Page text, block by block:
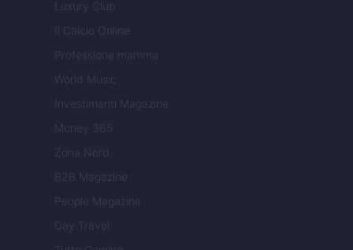
Luxury Club
Il Calcio Online
Professione mamma
World Music
Investimenti Magazine
Money 365
Zona Nerd
B2B Magazine
People Magazine
Day Travel